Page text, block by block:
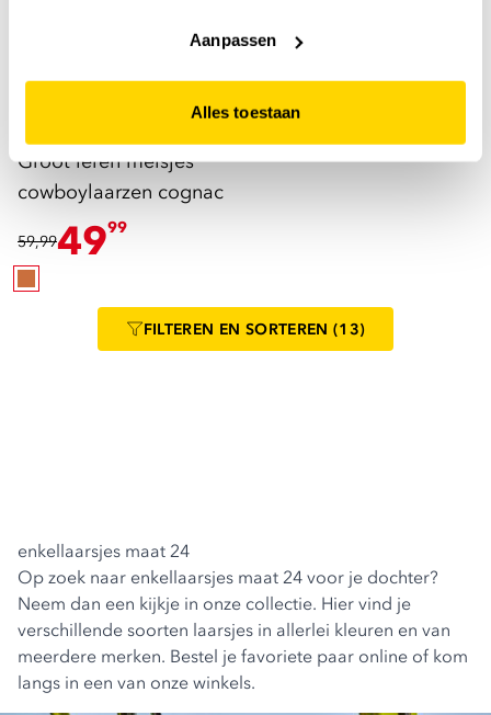
website niet optimaal functioneert.
Aanpassen
Alles toestaan
Groot leren meisjes
cowboylaarzen cognac
59,994999
FILTEREN EN SORTEREN (13)
enkellaarsjes maat 24
Op zoek naar enkellaarsjes maat 24 voor je dochter?
Neem dan een kijkje in onze collectie. Hier vind je
verschillende soorten laarsjes in allerlei kleuren en van
meerdere merken. Bestel je favoriete paar online of kom
langs in een van onze winkels.